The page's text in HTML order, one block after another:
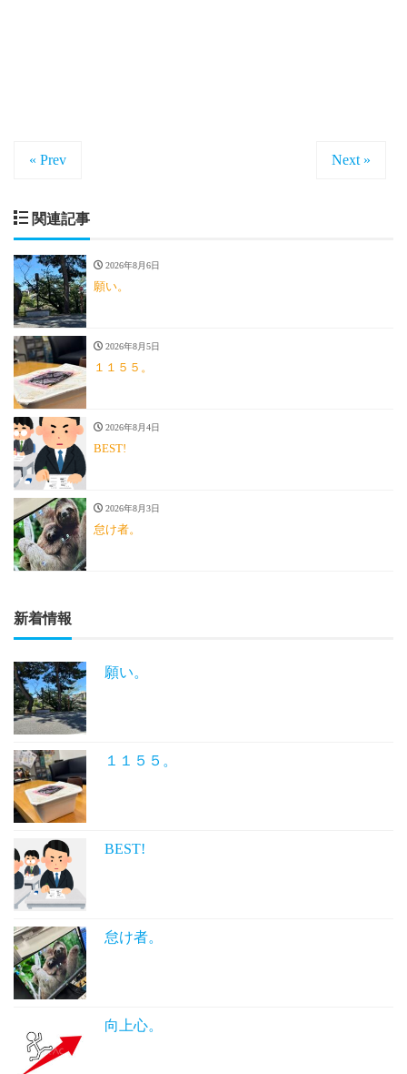
« Prev Next »
関連記事
2026年8月6日
願い。
2026年8月5日
１１５５。
2026年8月4日
BEST!
2026年8月3日
怠け者。
新着情報
願い。
１１５５。
BEST!
怠け者。
向上心。